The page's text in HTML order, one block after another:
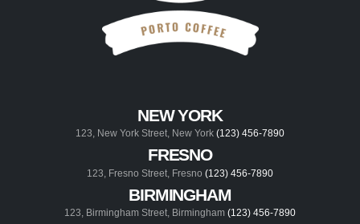
NEW YORK
123, New York Street, New York (123) 456-7890
FRESNO
123, Fresno Street, Fresno (123) 456-7890
BIRMINGHAM
123, Birmingham Street, Birmingham (123) 456-7890